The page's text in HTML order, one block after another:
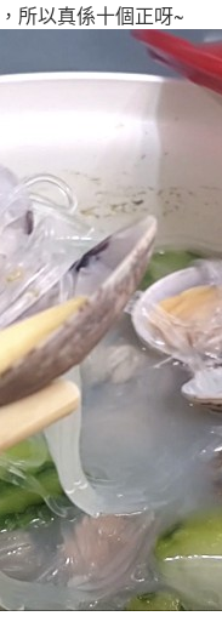
，所以真係十個正呀~